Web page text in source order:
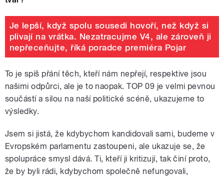
Je lepší, když spolu sousedi hovoří, než když si
plivají na vrátka. Nezatracujme V4, ale zároveň ji
nepřeceňujte, říká poradce premiéra Pojar
To je spíš přání těch, kteří nám nepřejí, respektive jsou
našimi odpůrci, ale je to naopak. TOP 09 je velmi pevnou
součástí a silou na naší politické scéně, ukazujeme to
výsledky.
Jsem si jistá, že kdybychom kandidovali sami, budeme v
Evropském parlamentu zastoupeni, ale ukazuje se, že
spolupráce smysl dává. Ti, kteří ji kritizují, tak činí proto,
že by byli rádi, kdybychom společně nefungovali,